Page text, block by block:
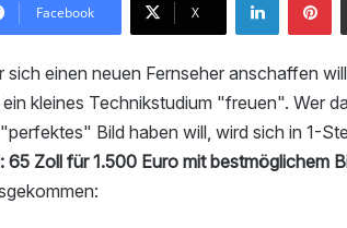
Facebook X
sich einen neuen Fernseher anschaffen
kleines Technikstudium "freuen". Wer
Bild haben will, wird sich in 1-
65 Zoll für 1.500 Euro mit bestmöglichem